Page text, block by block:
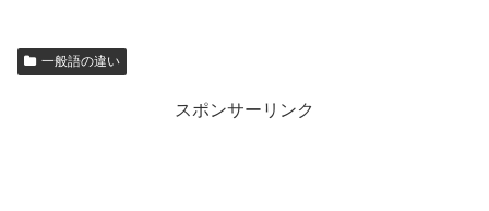
一般語の違い
スポンサーリンク